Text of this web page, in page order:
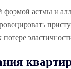
астмы и